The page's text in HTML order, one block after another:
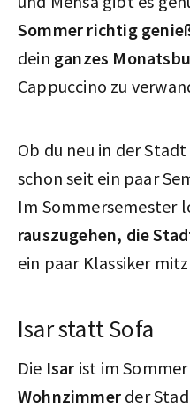
Sommer richtig
dein ganzes
Cappuccino zu
Ob du neu in der
schon seit ein paar
Im Sommersemester
rauszugehen, die
ein paar Klassiker
Isar statt Sofa
Die Isar ist im
Wohnzimmer der